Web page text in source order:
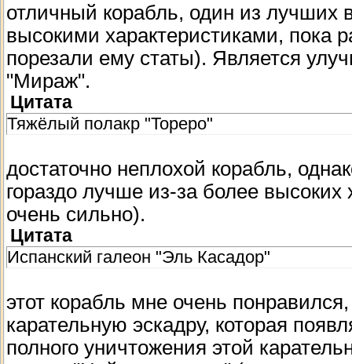
отличный корабль, один из
высокими характеристиками, пока
порезали ему статы). Является
"Мираж".
Цитата
Тяжёлый полакр "Тореро"
достаточно неплохой корабль,
гораздо лучше из-за более высоких
очень сильно).
Цитата
Испанский галеон "Эль Касадор"
этот корабль мне очень
карательную эскадру, которая
полного уничтожения этой